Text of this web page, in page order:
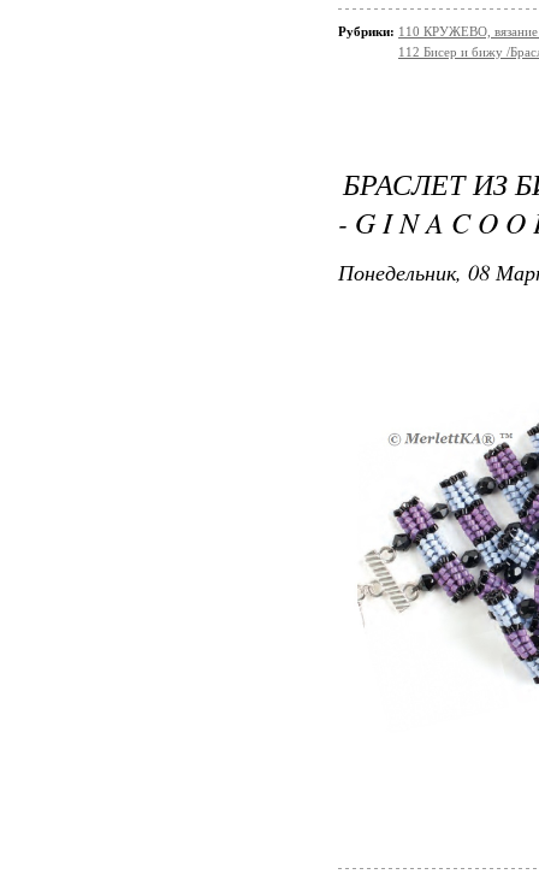
Рубрики: 110 КРУЖЕВО, вязание
112 Бисер и бижу /
БРАСЛЕТ ИЗ
- G I N A C O O
Понедельник, 08